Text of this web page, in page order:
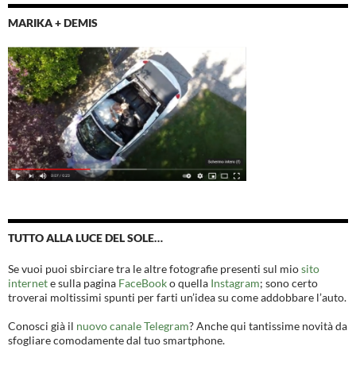
MARIKA + DEMIS
TUTTO ALLA LUCE DEL SOLE…
Se vuoi puoi sbirciare tra le altre fotografie presenti sul miosito
internete sulla pagina FaceBooko quella Instagram; sono certo
troverai moltissimi spunti per farti un’idea su come addobbare l’auto.
Conosci già il nuovo canale Telegram? Anche qui tantissime novità da
sfogliare comodamente dal tuo smartphone.